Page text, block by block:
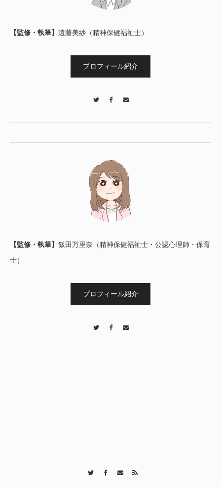
【監修・執筆】 遠藤美紗（精神保健福祉士）
プロフィール紹介
【監修・執筆】 飯田万里奈（精神保健福祉士・公認心理師・保育
士）
プロフィール紹介
RSS